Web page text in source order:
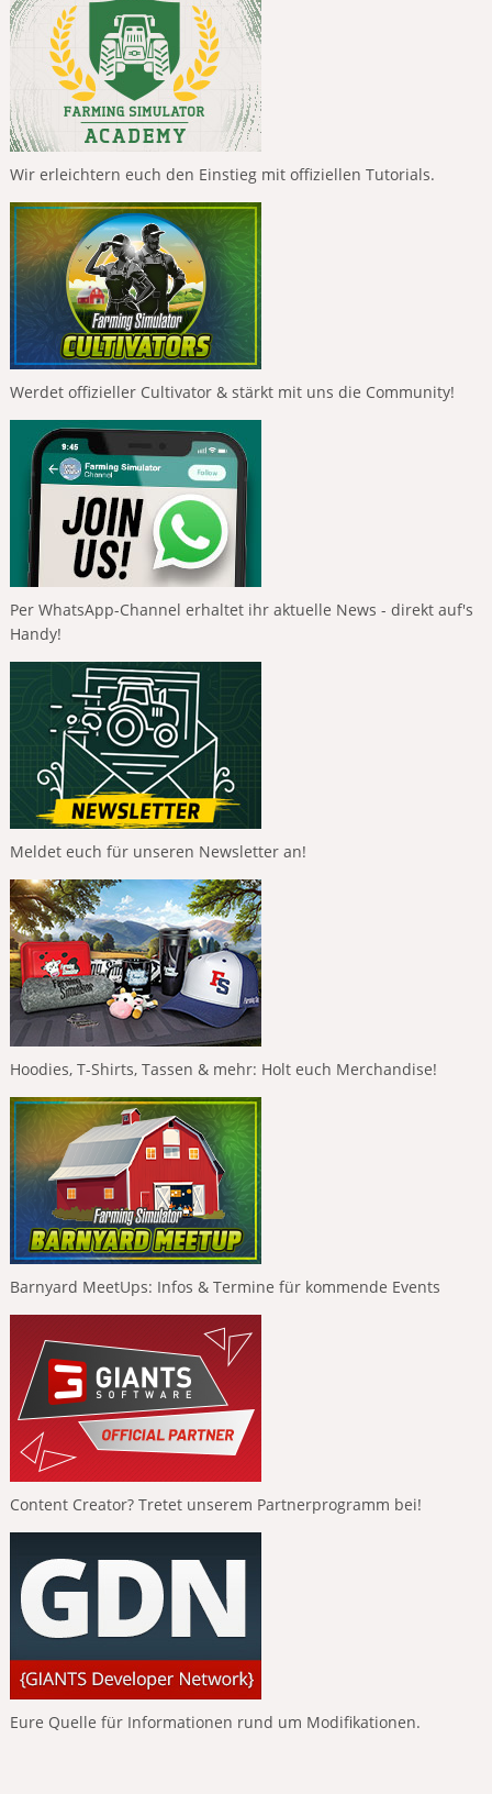
Wir erleichtern euch den Einstieg mit offiziellen Tutorials.
Werdet offizieller Cultivator & stärkt mit uns die Community!
Per WhatsApp-Channel erhaltet ihr aktuelle News - direkt auf's
Handy!
Meldet euch für unseren Newsletter an!
Hoodies, T-Shirts, Tassen & mehr: Holt euch Merchandise!
Barnyard MeetUps: Infos & Termine für kommende Events
Content Creator? Tretet unserem Partnerprogramm bei!
Eure Quelle für Informationen rund um Modifikationen.